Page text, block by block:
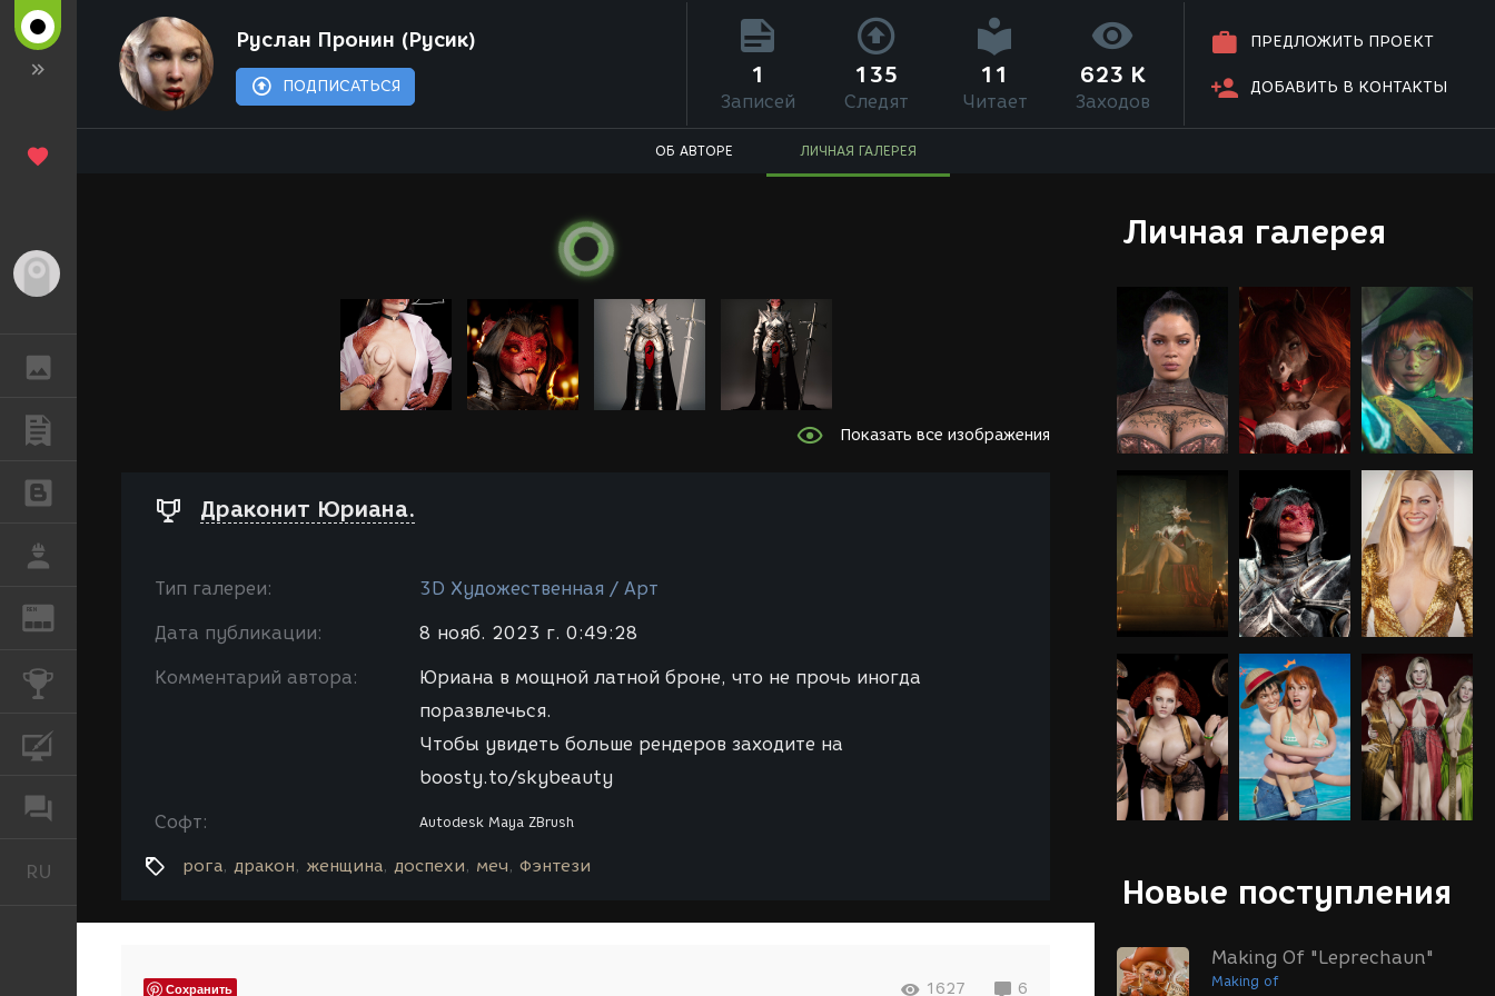
REN
КОНКУРСЫ
RU
Руслан Пронин (Русик)
ПОДПИСАТЬСЯ
ПРЕДЛОЖИТЬ ПРОЕКТ
ДОБАВИТЬ В КОНТАКТЫ
1
Записей
135
Следят
11
Читает
623 K
Заходов
ОБ АВТОРЕ ЛИЧНАЯ ГАЛЕРЕЯ
Личная галерея
Новые поступления
Making Of "Leprechaun"
Making of
Показать все изображения
Драконит Юриана.
Тип галереи: 3D Художественная / Арт
Дата публикации: 8 нояб. 2023 г. 0:49:28
Комментарий автора:
Юриана в мощной латной броне, что не прочь иногда
поразвлечься.
Чтобы увидеть больше рендеров заходите на
boosty.to/skybeauty
Софт: Autodesk MayaZBrush
рога дракон женщина доспехи меч Фэнтези
Сохранить 1627 6